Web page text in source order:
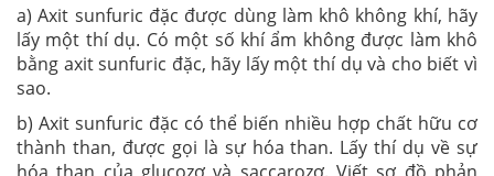
a) Axit sunfuric đặc được dùng làm khô không khí, hãy
lấy một thí dụ. Có một số khí ẩm không được làm khô
bằng axit sunfuric đặc, hãy lấy một thí dụ và cho biết vì
sao.
b) Axit sunfuric đặc có thể biến nhiều hợp chất hữu cơ
thành than, được gọi là sự hóa than. Lấy thí dụ về sự